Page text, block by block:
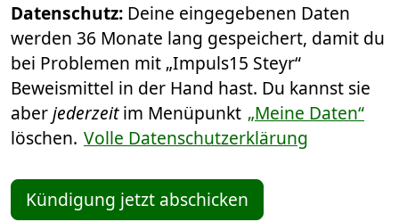
Datenschutz: Deine eingegebenen Daten
werden 36 Monate lang gespeichert, damit du
bei Problemen mit „Impuls15 Steyr“
Beweismittel in der Hand hast. Du kannst sie
aberjederzeitim Menüpunkt „Meine Daten“
löschen. Volle Datenschutzerklärung
Kündigung jetzt abschicken